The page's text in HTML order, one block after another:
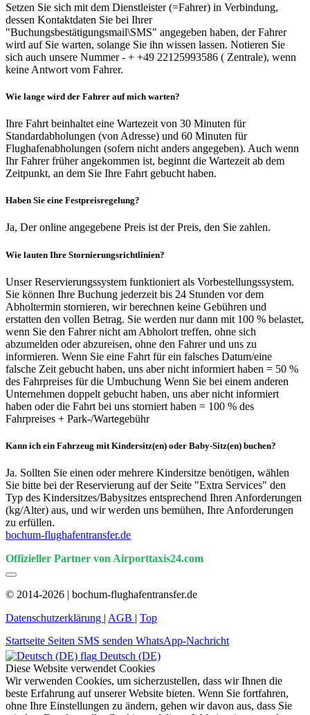
Setzen Sie sich mit dem Dienstleister (=Fahrer) in Verbindung,
dessen Kontaktdaten Sie bei Ihrer
"Buchungsbestätigungsmail\SMS" angegeben haben, der Fahrer
wird auf Sie warten, solange Sie ihn wissen lassen. Notieren Sie
sich auch unsere Nummer - + +49 22125993586 ( Zentrale), wenn
keine Antwort vom Fahrer.
Wie lange wird der Fahrer auf mich warten?
Ihre Fahrt beinhaltet eine Wartezeit von 30 Minuten für
Standardabholungen (von Adresse) und 60 Minuten für
Flughafenabholungen (sofern nicht anders angegeben). Auch wenn
Ihr Fahrer früher angekommen ist, beginnt die Wartezeit ab dem
Zeitpunkt, an dem Sie Ihre Fahrt gebucht haben.
Haben Sie eine Festpreisregelung?
Ja, Der online angegebene Preis ist der Preis, den Sie zahlen.
Wie lauten Ihre Stornierungsrichtlinien?
Unser Reservierungssystem funktioniert als Vorbestellungssystem.
Sie können Ihre Buchung jederzeit bis 24 Stunden vor dem
Abholtermin stornieren, wir berechnen keine Gebühren und
erstatten den vollen Betrag. Sie werden nur dann mit 100 % belastet,
wenn Sie den Fahrer nicht am Abholort treffen, ohne sich
abzumelden oder abzureisen, ohne den Fahrer und uns zu
informieren. Wenn Sie eine Fahrt für ein falsches Datum/eine
falsche Zeit gebucht haben, uns aber nicht informiert haben = 50 %
des Fahrpreises für die Umbuchung Wenn Sie bei einem anderen
Unternehmen doppelt gebucht haben, uns aber nicht informiert
haben oder die Fahrt bei uns storniert haben = 100 % des
Fahrpreises + Park-/Wartegebühr
Kann ich ein Fahrzeug mit Kindersitz(en) oder Baby-Sitz(en) buchen?
Ja. Sollten Sie einen oder mehrere Kindersitze benötigen, wählen
Sie bitte bei der Reservierung auf der Seite "Extra Services" den
Typ des Kindersitzes/Babysitzes entsprechend Ihren Anforderungen
(kg/Alter) aus, und wir werden uns bemühen, Ihre Anforderungen
zu erfüllen.
bochum-flughafentransfer.de
Offizieller Partner von Airporttaxis24.com
© 2014-2026 | bochum-flughafentransfer.de
Datenschutzerklärung | AGB | Top
Startseite Seiten SMS senden WhatsApp-Nachricht
Deutsch (DE)
Diese Website verwendet Cookies
Wir verwenden Cookies, um sicherzustellen, dass wir Ihnen die
beste Erfahrung auf unserer Website bieten. Wenn Sie fortfahren,
ohne Ihre Einstellungen zu ändern, gehen wir davon aus, dass Sie